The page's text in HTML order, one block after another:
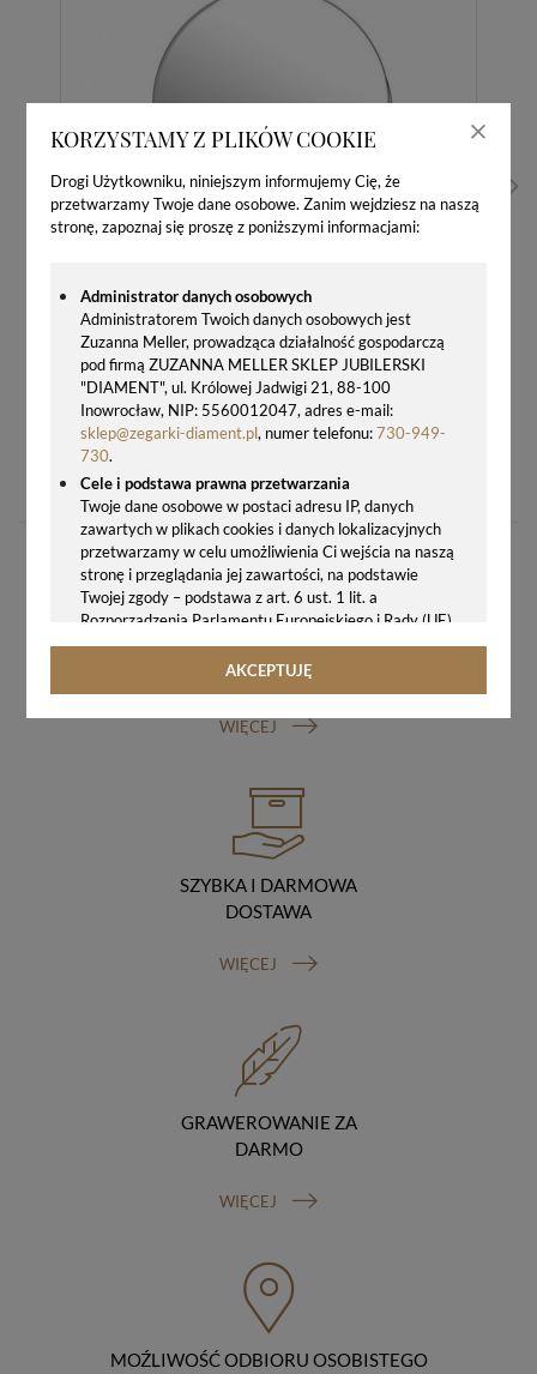
KORZYSTAMY Z PLIKÓW COOKIE
Drogi Użytkowniku, niniejszym informujemy Cię, że
przetwarzamy Twoje dane osobowe. Zanim wejdziesz na naszą
stronę, zapoznaj się proszę z poniższymi informacjami:
Administrator danych osobowych
Administratorem Twoich danych osobowych jest
Zuzanna Meller, prowadząca działalność gospodarczą
pod firmą ZUZANNA MELLER SKLEP JUBILERSKI
"DIAMENT", ul. Królowej Jadwigi 21, 88-100
Inowrocław, NIP: 5560012047, adres e-mail:
sklep@zegarki-diament.pl, numer telefonu:730-949-
730.
Cele i podstawa prawna przetwarzania
Twoje dane osobowe w postaci adresu IP, danych
zawartych w plikach cookies i danych lokalizacyjnych
przetwarzamy w celu umożliwienia Ci wejścia na naszą
stronę i przeglądania jej zawartości, na podstawie
Twojej zgody – podstawa z art. 6 ust. 1 lit. a
Rozporządzenia Parlamentu Europejskiego i Rady (UE)
2016/679 z 27.04.2016 r. w sprawie ochrony osób
fizycznych w związku z przetwarzaniem danych
rozporządzenie o ochronie danych, tj. RODO).
Twoje dane osobowe możemy udostępniać
hostingodawcy. Takie podmioty przetwarzają dane na
podstawie umowy z nami i tylko zgodnie z naszymi
poleceniami. Przekazujemy Twoje dane poza teren
Polski/UE/Europejskiego Obszaru Gospodarczego.
Okres przechowywania danych
Twoje dane przechowujemy do czasu posiadania
otrzymania ich kopii, prawo do sprostowania
(poprawiania) swoich danych, prawo do usunięcia
danych (jeżeli Twoim zdaniem nie ma podstaw do tego,
abyśmy przetwarzali Twoje dane, możesz zażądać,
abyśmy je usunęli), prawo do ograniczenia
przetwarzania danych (możesz zażądać, abyśmy
ograniczyli przetwarzanie Twoich danych osobowych
uzgodnionych z Tobą działań, jeżeli Twoim zdaniem
sprzeciwu wobec przetwarzania danych, prawo do
przenoszenia danych, prawo do wniesienia skargi do
organu nadzorczego (Prezesa Urzędu Ochrony Danych
Osobowych, ul. Stawki 2, 00-193 Warszawa) oraz
prawo do cofnięcia zgody na przetwarzanie danych
AKCEPTUJĘ
69,00 zł
GWARANCJA ORYGINALNOŚCI ZEGARKA
WIĘCEJ
SZYBKA I DARMOWA
DOSTAWA
WIĘCEJ
GRAWEROWANIE ZA
DARMO
WIĘCEJ
MOŹLIWOŚĆ ODBIORU OSOBISTEGO